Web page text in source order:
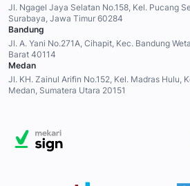
Jl. Ngagel Jaya Selatan No.158, Kel. Pucang
Surabaya, Jawa Timur 60284
Bandung
Jl. A. Yani No.271A, Cihapit, Kec. Bandung
Barat 40114
Medan
Jl. KH. Zainul Arifin No.152, Kel. Madras Hulu,
Medan, Sumatera Utara 20151